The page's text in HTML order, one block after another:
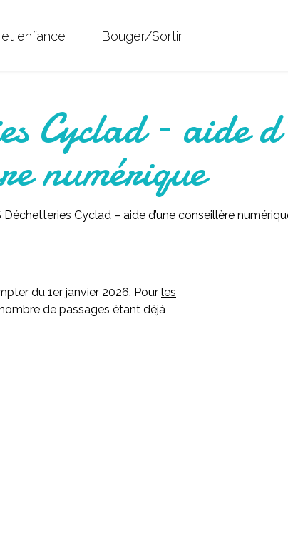
enfance Bouger/Sortir
Cyclad – aide
numérique
Déchetteries Cyclad – aide d’une conseillère
du 1er janvier 2026. Pour les
de passages étant déjà